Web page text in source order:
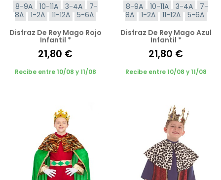
8-9A 10-11A 3-4A
7-
8A
1-2A 11-12A
5-6A
Disfraz De Rey Mago Rojo
Infantil *
21,80 €
Recibe entre 10/08 y 11/08
8-9A 10-11A 3-4A
7-
8A
1-2A 11-12A
5-6A
Disfraz De Rey Mago Azul
Infantil *
21,80 €
Recibe entre 10/08 y 11/08